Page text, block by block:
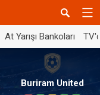
At Yarışı Bankoları
Buriram United